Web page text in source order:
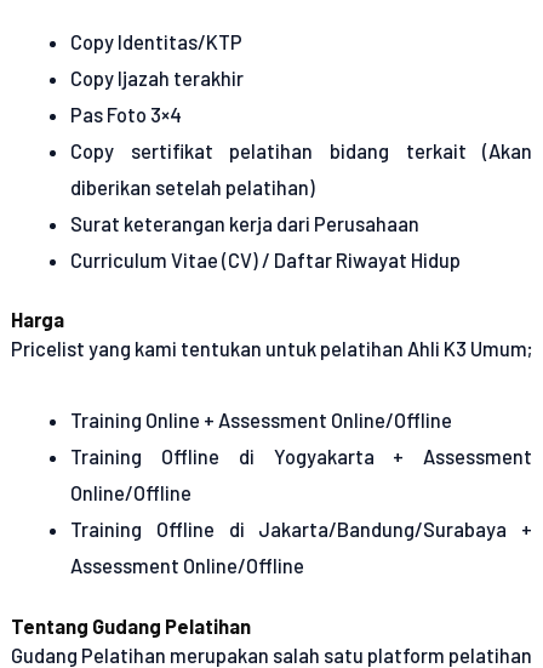
Copy Identitas/KTP
Copy Ijazah terakhir
Pas Foto 3×4
Copy sertifikat pelatihan bidang terkait (Akan
diberikan setelah pelatihan)
Surat keterangan kerja dari Perusahaan
Curriculum Vitae (CV) / Daftar Riwayat Hidup
Harga
Pricelist yang kami tentukan untuk pelatihan Ahli K3 Umum;
Training Online + Assessment Online/Offline
Training Offline di Yogyakarta + Assessment
Online/Offline
Training Offline di Jakarta/Bandung/Surabaya +
Assessment Online/Offline
Tentang Gudang Pelatihan
Gudang Pelatihan merupakan salah satu platform pelatihan